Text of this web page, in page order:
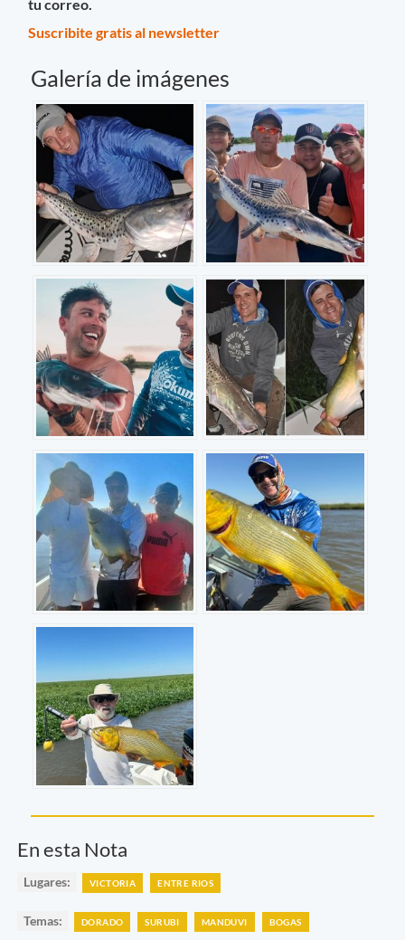
tu correo.
Suscribite gratis al newsletter
Galería de imágenes
En esta Nota
Lugares: VICTORIA ENTRE RIOS
Temas: DORADO SURUBI MANDUVI BOGAS